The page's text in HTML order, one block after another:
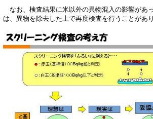
なお、検査結果に米以外の異物混入の影響があ
は、異物を除去した上で再度検査を行うことがあり